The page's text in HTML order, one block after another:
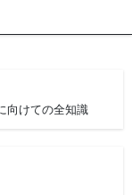
向けての全知識